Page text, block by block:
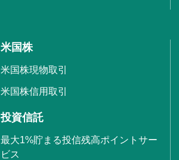
米国株
米国株現物取引
米国株信用取引
投資信託
最大1%貯まる投信残高ポイントサー
ビス